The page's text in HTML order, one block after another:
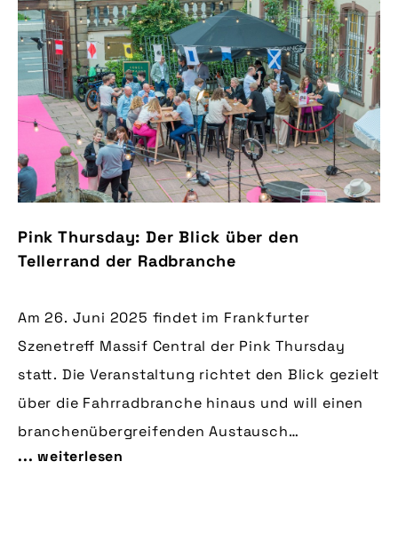
Pink Thursday: Der Blick über den
Tellerrand der Radbranche
Am 26. Juni 2025 findet im Frankfurter
Szenetreff Massif Central der Pink Thursday
statt. Die Veranstaltung richtet den Blick gezielt
über die Fahrradbranche hinaus und will einen
branchenübergreifenden Austausch
ermöglichen. Dafür haben die Organisatoren ein
... weiterlesen